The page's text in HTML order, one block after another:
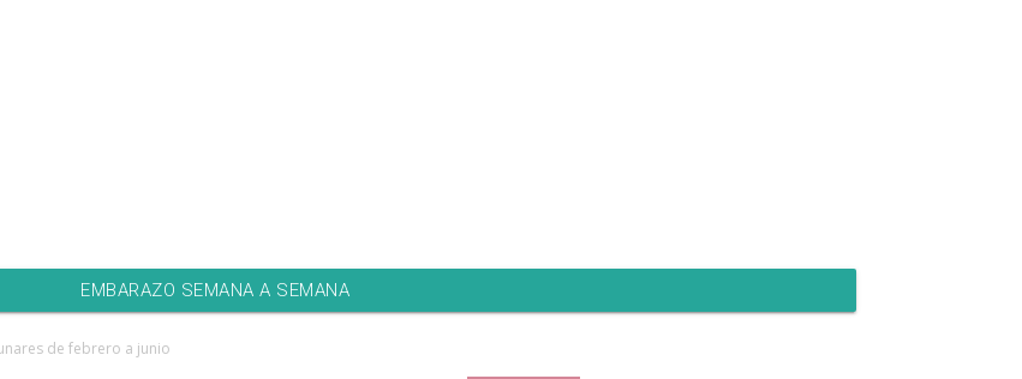
EMBARAZO SEMANA A SEMANA
de febrero a junio